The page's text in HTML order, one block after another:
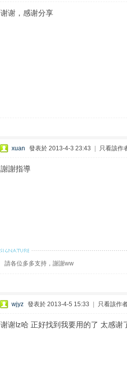
谢谢，感谢分享
xuan 發表於 2013-4-3 23:43 只看該作
謝謝指導
請各位多多支持，謝謝ww
wjyz 發表於 2013-4-5 15:33 只看該作
谢谢lz哈 正好找到我要用的了 太感谢